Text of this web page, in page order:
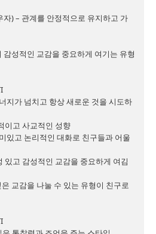
자) – 관계를 안정적으로 유지하고 가
성적인 교감을 중요하게 여기는 유형
지가 넘치고 항상 새로운 것을 시도하
이고 사교적인 성향
있고 논리적인 대화로 친구들과 어울
있고 감성적인 교감을 중요하게 여김
교감을 나눌 수 있는 유형이 친구로